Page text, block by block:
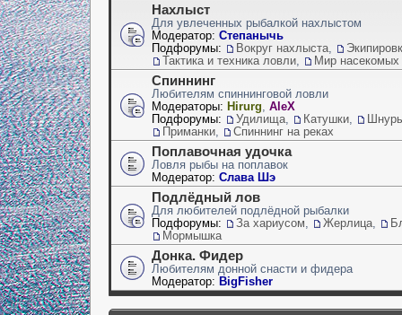
Нахлыст
Для увлеченных рыбалкой нахлыстом
Модератор: Степанычь
Подфорумы:
Вокруг нахлыста
Тактика и техника ловли
Мир насекомых
Спиннинг
Любителям спиннинговой ловли
Модераторы: Hirurg
AleX
Подфорумы:
Удилища Катушки
Приманки
Спиннинг на реках
Поплавочная удочка
Ловля рыбы на поплавок
Модератор: Слава Шэ
Подлёдный лов
Для любителей подлёдной рыбалки
Подфорумы:
За хариусом Жерлица
Мормышка
Донка. Фидер
Любителям донной снасти и фидера
Модератор: BigFisher